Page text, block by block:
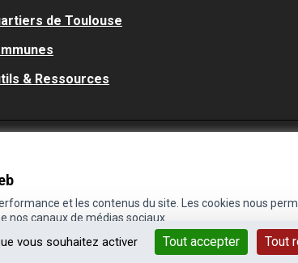
vous souhaitez activer Tout accepter Tout
et les contenus du site. Les cookies nous
nos canaux de médias sociaux.
de Toulouse
& Ressources